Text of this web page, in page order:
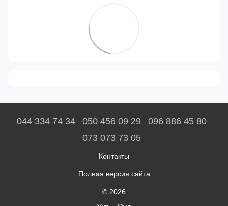
044 334 74 34 050 456 09 29
096 886 45 80
073 073 73 05
Контакты
Полная версия сайта
© 2026